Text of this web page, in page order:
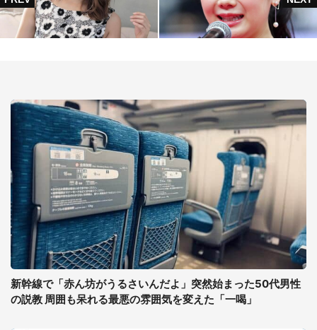
新幹線で「赤ん坊がうるさいんだよ」突然始まった50代男性
の説教 周囲も呆れる最悪の雰囲気を変えた「一喝」